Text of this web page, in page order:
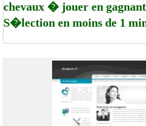
chevaux � jouer en
S�lection en moins de 1